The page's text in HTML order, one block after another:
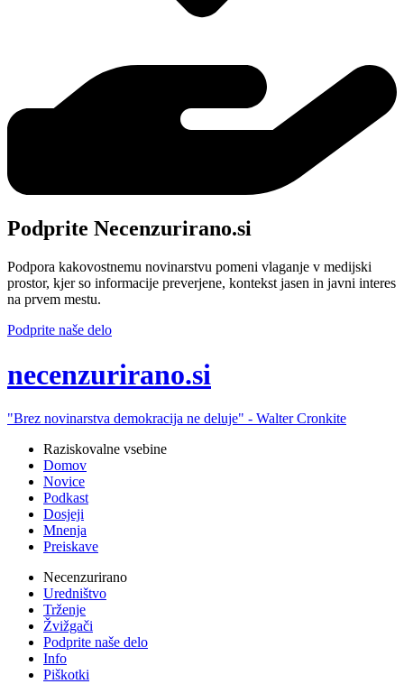
Podprite Necenzurirano.si
Podpora kakovostnemu novinarstvu pomeni vlaganje v medijski
prostor, kjer so informacije preverjene, kontekst jasen in javni interes
na prvem mestu.
Podprite naše delo
necenzurirano.si
"Brez novinarstva demokracija ne deluje" - Walter Cronkite
Raziskovalne vsebine
Domov
Novice
Podkast
Dosjeji
Mnenja
Preiskave
Necenzurirano
Uredništvo
Trženje
Žvižgači
Podprite naše delo
Info
Piškotki